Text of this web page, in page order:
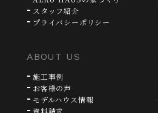
スタッフ紹介
プライバシーポリシー
ABOUT US
施工事例
お客様の声
モデルハウス情報